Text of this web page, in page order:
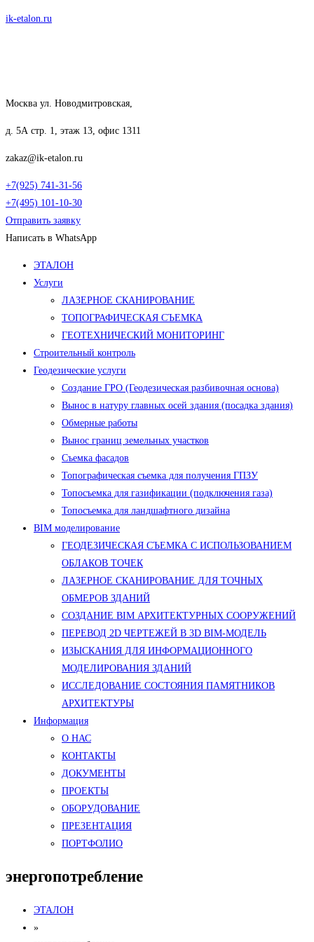
Перейти
ik-etalon.ru
Москва ул. Новодмитровская,
д. 5А стр. 1, этаж 13, офис 1311
zakaz@ik-etalon.ru
+7(925) 741-31-56
+7(495) 101-10-30
Отправить заявку
Написать в WhatsApp
Меню
ЭТАЛОН
Услуги
ЛАЗЕРНОЕ СКАНИРОВАНИЕ
ТОПОГРАФИЧЕСКАЯ СЪЕМКА
ГЕОТЕХНИЧЕСКИЙ МОНИТОРИНГ
Строительный контроль
Геодезические услуги
Создание ГРО (Геодезическая разбивочная основа)
Вынос в натуру главных осей здания (посадка здания)
Обмерные работы
Вынос границ земельных участков
Съемка фасадов
Топографическая съемка для получения ГПЗУ
Топосъемка для газификации (подключения газа)
Топосъемка для ландшафтного дизайна
BIM моделирование
ГЕОДЕЗИЧЕСКАЯ СЪЕМКА С ИСПОЛЬЗОВАНИЕМ
ОБЛАКОВ ТОЧЕК
ЛАЗЕРНОЕ СКАНИРОВАНИЕ ДЛЯ ТОЧНЫХ
ОБМЕРОВ ЗДАНИЙ
СОЗДАНИЕ BIM АРХИТЕКТУРНЫХ СООРУЖЕНИЙ
ПЕРЕВОД 2D ЧЕРТЕЖЕЙ В 3D BIM-МОДЕЛЬ
ИЗЫСКАНИЯ ДЛЯ ИНФОРМАЦИОННОГО
МОДЕЛИРОВАНИЯ ЗДАНИЙ
ИССЛЕДОВАНИЕ СОСТОЯНИЯ ПАМЯТНИКОВ
АРХИТЕКТУРЫ
Информация
О НАС
КОНТАКТЫ
ДОКУМЕНТЫ
ПРОЕКТЫ
ОБОРУДОВАНИЕ
ПРЕЗЕНТАЦИЯ
ПОРТФОЛИО
энергопотребление
ЭТАЛОН
»